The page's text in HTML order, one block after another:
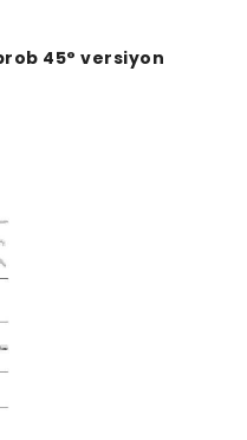
45° versiyon